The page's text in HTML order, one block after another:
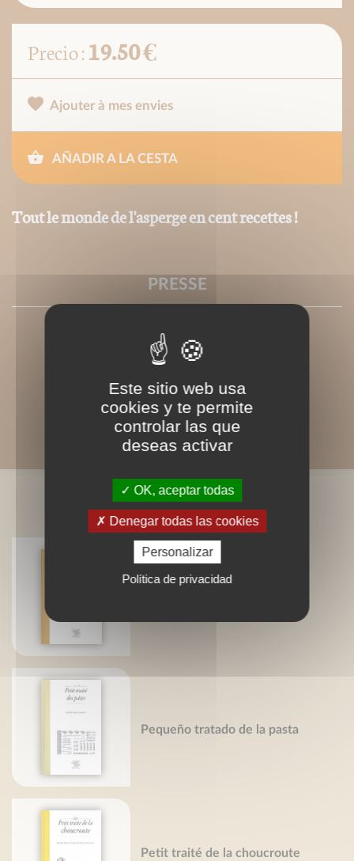
Precio :19.50 €
Ajouter à mes envies
AÑADIR A LA CESTA
Tout le monde de l'asperge en cent recettes !
PRESSE
LIVRES ASSOCIÉS
Pequeño tratado de la pasta
Petit traité de la choucroute
Este sitio web usa
cookies y te permite
controlar las que
deseas activar
OK, aceptar todas
Denegar todas las cookies
Personalizar
Política de privacidad